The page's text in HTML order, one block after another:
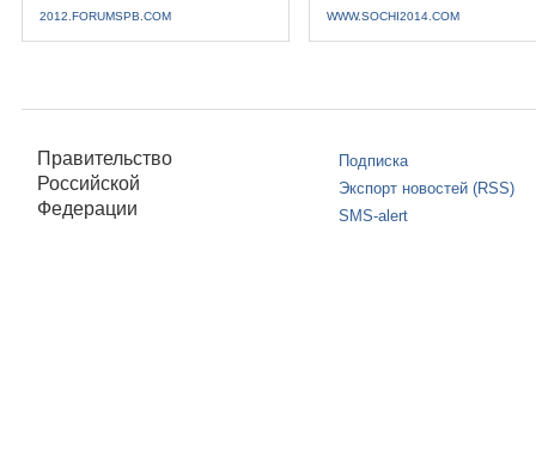
2012.FORUMSPB.COM WWW.SOCHI2014.COM
Правительство
Российской
Федерации
Подписка
Экспорт новостей (RSS)
SMS-alert